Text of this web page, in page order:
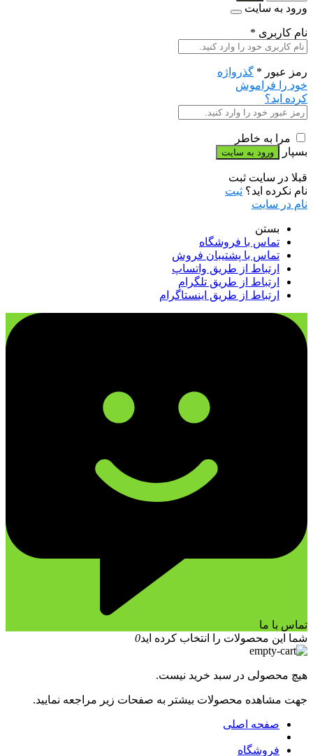
ورود به سایت
نام کاربری *
رمز عبور * گذرواژه
خود را فراموش
کرده اید؟
مرا به خاطر
بسپار
قبلا در سایت ثبت
نام نکرده اید؟ ثبت
نام در سایت
بستن
تماس با فروشگاه
تماس با پشتیبان فروش
ارتباط از طریق واتساپ
ارتباط از طریق تلگرام
ارتباط از طریق اینستاگرام
تماس با ما
شما این محصولات را انتخاب کرده اید0
هیچ محصولی در سبد خرید نیست.
جهت مشاهده محصولات بیشتر به صفحات زیر مراجعه نمایید.
صفحه اصلی
فروشگاه